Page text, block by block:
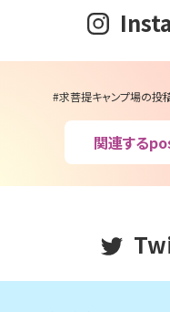
#求菩提キャンプ場の投稿
関連する